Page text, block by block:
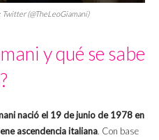
(@TheLeoGiamani)
y qué se sabe
nació el 19 de junio de 1978 en
ascendencia italiana. Con base